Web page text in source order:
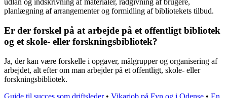
udlån og indskrivning af materialer, rådgivning af brugere,
planlægning af arrangementer og formidling af bibliotekets tilbud.
Er der forskel på at arbejde på et offentligt bibliotek
og et skole- eller forskningsbibliotek?
Ja, der kan være forskelle i opgaver, målgrupper og organisering af
arbejdet, alt efter om man arbejder på et offentligt, skole- eller
forskningsbibliotek.
Guide til succes som driftsleder• Vikarjob på Fyn og i Odense • En